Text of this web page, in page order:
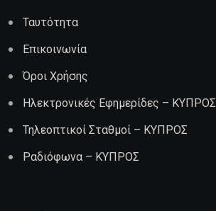
Ταυτότητα
Επικοινωνία
Όροι Χρήσης
Ηλεκτρονικές Εφημερίδες – ΚΥΠΡΟΣ
Τηλεοπτικοί Σταθμοί – ΚΥΠΡΟΣ
Ραδιόφωνα – ΚΥΠΡΟΣ